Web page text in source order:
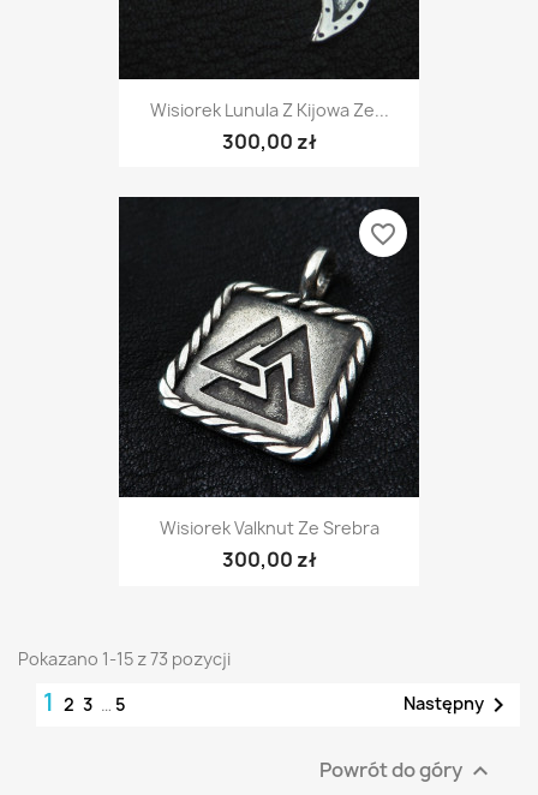
Wisiorek Lunula Z Kijowa Ze...
300,00 zł
Wisiorek Valknut Ze Srebra
300,00 zł
favorite_border
Pokazano 1-15 z 73 pozycji
1 2 3 … 5 Następny 
Powrót do góry 